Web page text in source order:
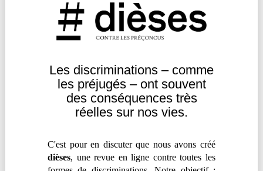
Les discriminations – comme
lespréjugés – ont souvent
desconséquences très
réelles sur nos vies.
C'est pour en discuter que nous avons créé
dièses, une revue en ligne contre toutes les
comment ce concept pourrait, selon elle, remédier
aux actuelles limites des luttes contre les
discriminations.
Engagement